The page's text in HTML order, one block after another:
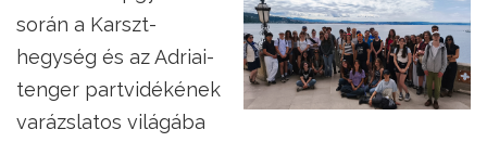
során a Karszt-
hegység és az Adriai-
tenger partvidékének
varázslatos világába